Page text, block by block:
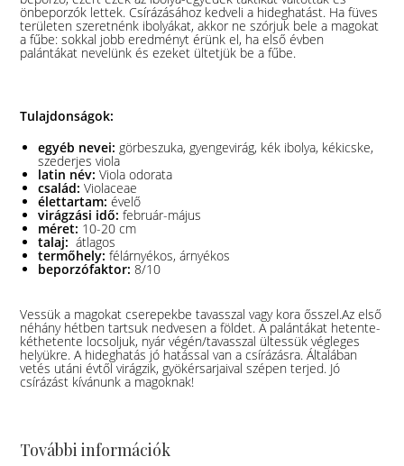
önbeporzók lettek. Csírázásához kedveli a hideghatást. Ha füves
területen szeretnénk ibolyákat, akkor ne szórjuk bele a magokat
a fűbe: sokkal jobb eredményt érünk el, ha első évben
palántákat nevelünk és ezeket ültetjük be a fűbe.
Tulajdonságok:
egyéb nevei: görbeszuka, gyengevirág, kék ibolya, kékicske,
szederjes viola
latin név:Viola odorata
család:Violaceae
élettartam:évelő
virágzási idő:február-május
méret: 10-20 cm
talaj: átlagos
termőhely:félárnyékos, árnyékos
beporzófaktor:8/10
Vessük a magokat cserepekbe tavasszal vagy kora ősszel.Az első
néhány hétben tartsuk nedvesen a földet. A palántákat hetente-
kéthetente locsoljuk, nyár végén/tavasszal ültessük végleges
helyükre. A hideghatás jó hatással van a csírázásra. Általában
vetés utáni évtől virágzik, gyökérsarjaival szépen terjed. Jó
csírázást kívánunk a magoknak!
További információk